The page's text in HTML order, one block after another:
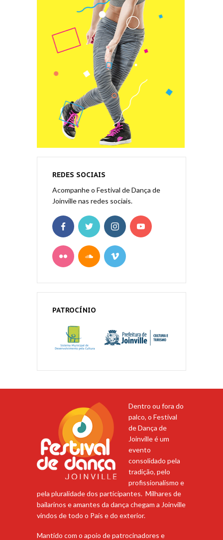
REDES SOCIAIS
Acompanhe o Festival de Dança de
Joinville nas redes sociais.
PATROCÍNIO
Dentro ou fora do
palco, o Festival
de Dança de
Joinville é um
evento
consolidado pela
tradição, pelo
profissionalismo e
pela pluralidade dos participantes. Milhares de
bailarinos e amantes da dança chegam a Joinville
vindos de todo o País e do exterior.
Mantido com o apoio de patrocinadores e